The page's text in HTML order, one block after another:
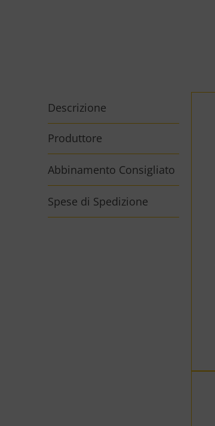
Descrizione
Produttore
Abbinamento Consigliato
Spese di Spedizione